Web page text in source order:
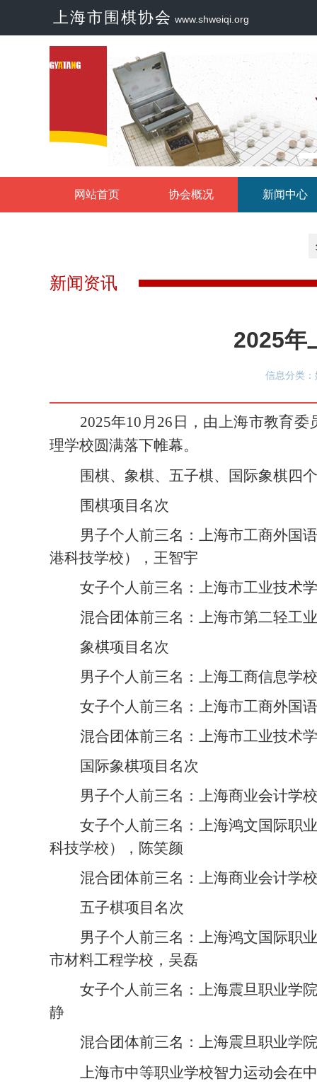
上海市围棋协会 www.shweiqi.org
网站首页 协会概况 新闻中心
新闻资讯
2025年
信息分类
2025年10月26日，由上海市教育
理学校圆满落下帷幕。
围棋、象棋、五子棋、国际象棋四
围棋项目名次
男子个人前三名：上海市工商外国
港科技学校），王智宇
女子个人前三名： 上海市工业技术
混合团体前三名： 上海市第二轻工
象棋项目名次
男子个人前三名： 上海工商信息学
女子个人前三名： 上海市工商外国
混合团体前三名： 上海市工业技术
国际象棋项目名次
男子个人前三名： 上海商业会计学
女子个人前三名：上海鸿文国际职
科技学校），陈笑颜
混合团体前三名： 上海商业会计学
五子棋项目名次
男子个人前三名：上海鸿文国际职
市材料工程学校，吴磊
女子个人前三名：上海震旦职业学
静
混合团体前三名： 上海震旦职业学
上海市中等职业学校智力运动会在